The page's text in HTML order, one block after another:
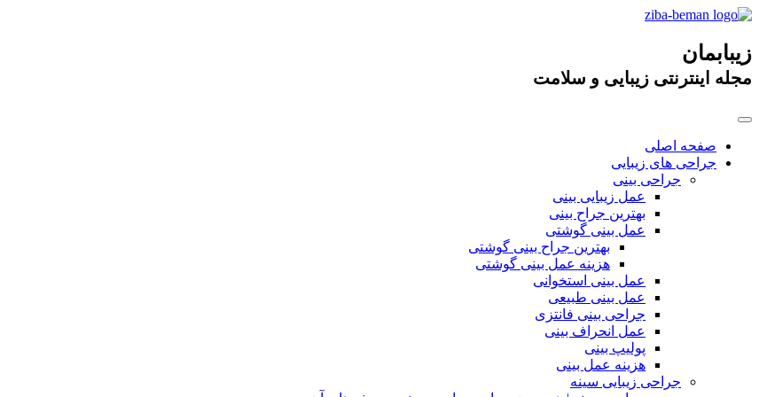
زیبابمان
مجله اینترنتی زیبایی و سلامت
صفحه اصلی
جراحی های زیبایی
جراحی بینی
عمل زیبایی بینی
بهترین جراح بینی
عمل بینی گوشتی
بهترین جراح بینی گوشتی
هزینه عمل بینی گوشتی
عمل بینی استخوانی
عمل بینی طبیعی
جراحی بینی فانتزی
عمل انحراف بینی
پولیپ بینی
هزینه عمل بینی
جراحی زیبایی سینه